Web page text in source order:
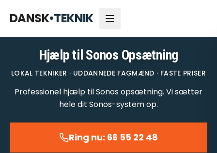
DANSK•TEKNIK
Åbent nu
Hjælp til Sonos Opsætning
LOKAL TEKNIKER · UDDANNEDE FAGMÆND · FASTE PRISER
Professionel hjælp til Sonos opsætning. Vi sætter
hele dit Sonos-system op.
Ring nu: 66 55 22 48